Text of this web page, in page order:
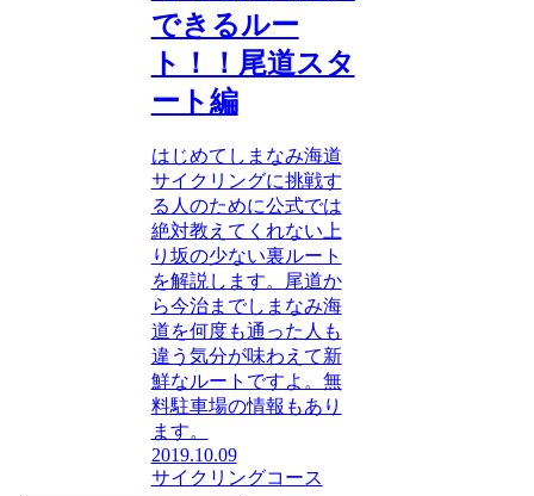
できるルー
ト！！尾道スタ
ート編
はじめてしまなみ海道
サイクリングに挑戦す
る人のために公式では
絶対教えてくれない上
り坂の少ない裏ルート
を解説します。尾道か
ら今治までしまなみ海
道を何度も通った人も
違う気分が味わえて新
鮮なルートですよ。無
料駐車場の情報もあり
ます。
2019.10.09
サイクリングコース